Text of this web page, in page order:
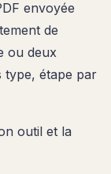
envoyée
de
ou deux
type, étape par
outil et la